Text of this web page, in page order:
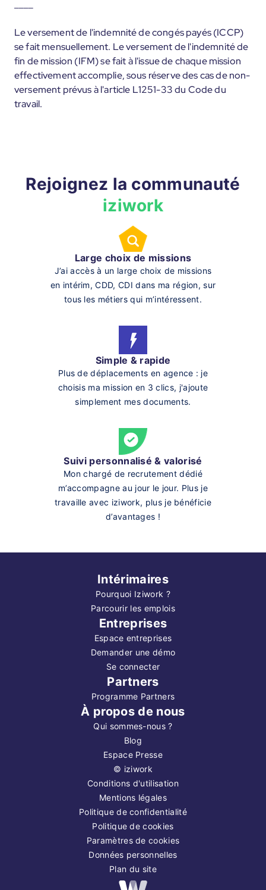
Le versement de l'indemnité de congés payés (ICCP)
se fait mensuellement. Le versement de l'indemnité de
fin de mission (IFM) se fait à l'issue de chaque mission
effectivement accomplie, sous réserve des cas de non-
versement prévus à l'article L1251-33 du Code du
travail.
Rejoignez la communauté
iziwork
Large choix de missions
J’ai accès à un large choix de missions
en intérim, CDD, CDI dans ma région, sur
tous les métiers qui m’intéressent.
Simple & rapide
Plus de déplacements en agence : je
choisis ma mission en 3 clics, j'ajoute
simplement mes documents.
Suivi personnalisé & valorisé
Mon chargé de recrutement dédié
m’accompagne au jour le jour. Plus je
travaille avec iziwork, plus je bénéficie
d’avantages !
Intérimaires
Pourquoi Iziwork ?
Parcourir les emplois
Entreprises
Espace entreprises
Demander une démo
Se connecter
Partners
Programme Partners
À propos de nous
Qui sommes-nous ?
Blog
Espace Presse
© iziwork
Conditions d'utilisation
Mentions légales
Politique de confidentialité
Politique de cookies
Paramètres de cookies
Données personnelles
Plan du site